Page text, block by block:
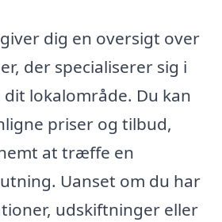
dig en oversigt over
der specialiserer sig i
lokalområde. Du kan
priser og tilbud,
at træffe en
Uanset om du har
udskiftninger eller